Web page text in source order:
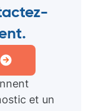
et un